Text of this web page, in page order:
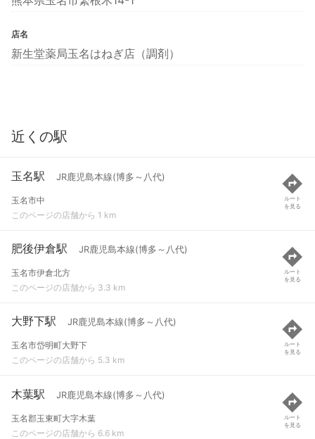
店名
新生堂薬局玉名はねぎ店（調剤）
近くの駅
玉名駅 JR鹿児島本線(博多～八代)
玉名市中
このページの店舗から 1 km
ルート
を見る
肥後伊倉駅 JR鹿児島本線(博多～八代)
玉名市伊倉北方
このページの店舗から 3.3 km
ルート
を見る
大野下駅 JR鹿児島本線(博多～八代)
玉名市岱明町大野下
このページの店舗から 5.3 km
ルート
を見る
木葉駅 JR鹿児島本線(博多～八代)
玉名郡玉東町大字木葉
このページの店舗から 6.6 km
ルート
を見る